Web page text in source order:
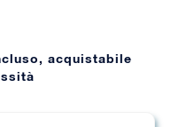
acquistabile